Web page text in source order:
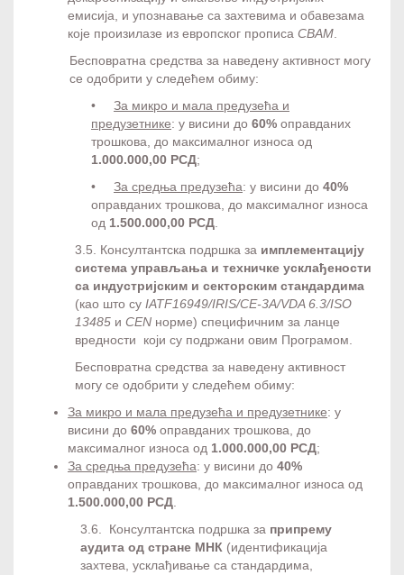
емисија, и упознавање са захтевима и обавезама
које произилазе из европског прописа CBAM
Бесповратна средства за наведену активност могу
се одобрити у следећем обиму:
• За микро и мала предузећа и
предузетнике: у висини до 60% оправданих
трошкова, до максималног износа од
1.000.000,00 РСД;
• За средња предузећа: у висини до 40%
оправданих трошкова, до максималног износа
од 1.500.000,00 РСД
3.5. Консултантска подршка за имплементацију
система управљања и техничке усклађености
са индустријским и секторским стандардима
(као што су IATF16949/IRIS/CE-3А/VDA 6.3/ISO
13485 и CEN норме) специфичним за ланце
вредности који су подржани овим Програмом.
Бесповратна средства за наведену активност
могу се одобрити у следећем обиму:
За микро и мала предузећа и предузетнике: у
висини до 60% оправданих трошкова, до
максималног износа од 1.000.000,00 РСД;
За средња предузећа: у висини до 40%
оправданих трошкова, до максималног износа од
1.500.000,00 РСД
3.6. Консултантска подршка за припрему
аудита од стране МНК (идентификација
захтева, усклађивање са стандардима,